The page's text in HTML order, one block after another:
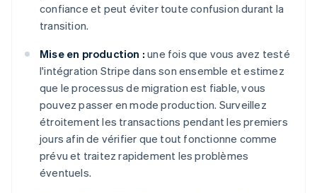
confiance et peut éviter toute confusion durant la
transition.
Mise en production : une fois que vous avez testé
l'intégration Stripe dans son ensemble et estimez
que le processus de migration est fiable, vous
pouvez passer en mode production. Surveillez
étroitement les transactions pendant les premiers
jours afin de vérifier que tout fonctionne comme
prévu et traitez rapidement les problèmes
éventuels.